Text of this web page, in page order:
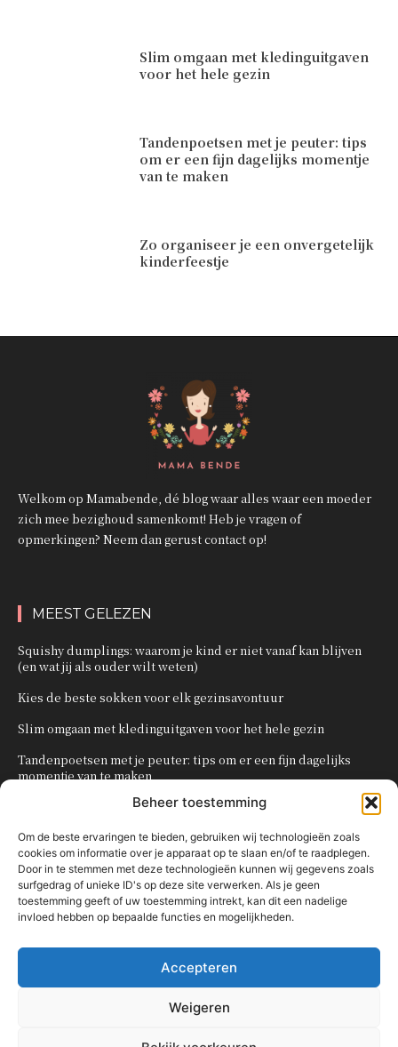
Beheer toestemming
Om de beste ervaringen te bieden, gebruiken wij technologieën zoals
cookies om informatie over je apparaat op te slaan en/of te raadplegen.
Door in te stemmen met deze technologieën kunnen wij gegevens zoals
surfgedrag of unieke ID's op deze site verwerken. Als je geen
toestemming geeft of uw toestemming intrekt, kan dit een nadelige
invloed hebben op bepaalde functies en mogelijkheden.
Accepteren
Weigeren
Slim omgaan met kledinguitgaven
voor het hele gezin
Tandenpoetsen met je peuter: tips
om er een fijn dagelijks momentje
van te maken
Zo organiseer je een onvergetelijk
kinderfeestje
Welkom op Mamabende, dé blog waar alles waar een moeder
zich mee bezighoud samenkomt! Heb je vragen of
opmerkingen? Neem dan gerust contact op!
MEEST GELEZEN
Squishy dumplings: waarom je kind er niet vanaf kan blijven
(en wat jij als ouder wilt weten)
Kies de beste sokken voor elk gezinsavontuur
Slim omgaan met kledinguitgaven voor het hele gezin
Tandenpoetsen met je peuter: tips om er een fijn dagelijks
momentje van te maken
Zo organiseer je een onvergetelijk kinderfeestje
POPULAIRE CATEGORIEËN
OVERIG
KNUTSELEN MET KINDEREN
TRAKTATIES
80